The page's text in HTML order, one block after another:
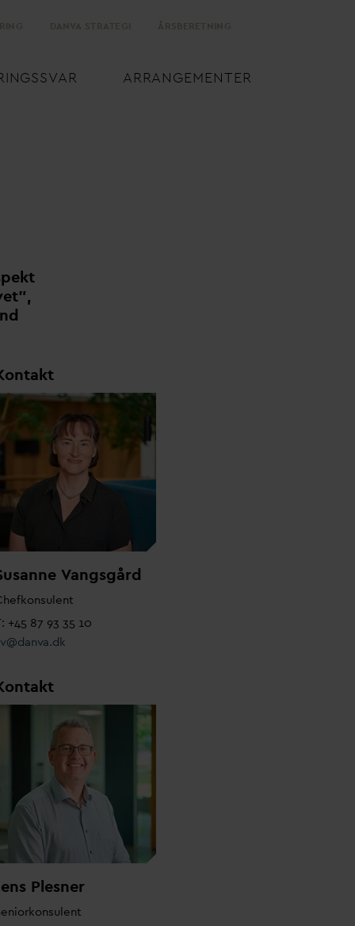
VAR ARRANGEMENTER
Vangsgård
+45 87 93 35 10
danva.dk
Plesner